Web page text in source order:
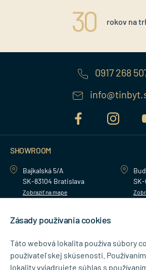
rokov na
0917 268
SHOWROOM
Bajkalská 5/A
SK-83104 Bratislava
Zobraziť na mape
SK-
NEWSLETTER
Zásady používania cookies
Táto webová lokalita používa súbory
používateľskej skúsenosti.
lokality vyjadrujete súhlas s